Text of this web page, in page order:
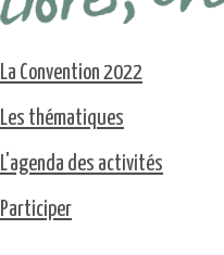
La Convention 2022
Les thématiques
L'agenda des activités
Participer